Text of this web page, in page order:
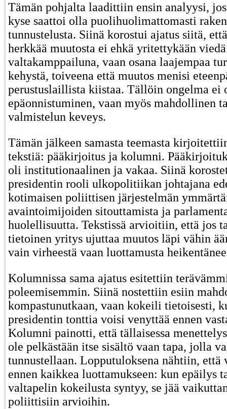
Tämän pohjalta laadittiin ensin analyysi,
kyse saattoi olla puolihuolimattomasti
tunnustelusta. Siinä korostui ajatus siitä,
herkkää muutosta ei ehkä yritettykään
valtakamppailuna, vaan osana laajempaa
kehystä, toiveena että muutos menisi
perustuslaillista kiistaa. Tällöin ongelma ei
epäonnistuminen, vaan myös mahdollinen
valmistelun keveys.
Tämän jälkeen samasta teemasta
tekstiä: pääkirjoitus ja kolumni.
oli institutionaalinen ja vakaa. Siinä
presidentin rooli ulkopolitiikan johtajana
kotimaisen poliittisen järjestelmän
avaintoimijoiden sitouttamista ja
huolellisuutta. Tekstissä arvioitiin, että jos
tietoinen yritys ujuttaa muutos läpi vähin
vain virheestä vaan luottamusta
Kolumnissa sama ajatus esitettiin
poleemisemmin. Siinä nostettiin esiin
kompastunutkaan, vaan kokeili tietoisesti,
presidentin tonttia voisi venyttää ennen
Kolumni painotti, että tällaisessa
ole pelkästään itse sisältö vaan tapa, jolla
tunnustellaan. Lopputuloksena nähtiin, että
ennen kaikkea luottamukseen: kun epäilys
valtapelin kokeilusta syntyy, se jää
poliittisiin arvioihin.